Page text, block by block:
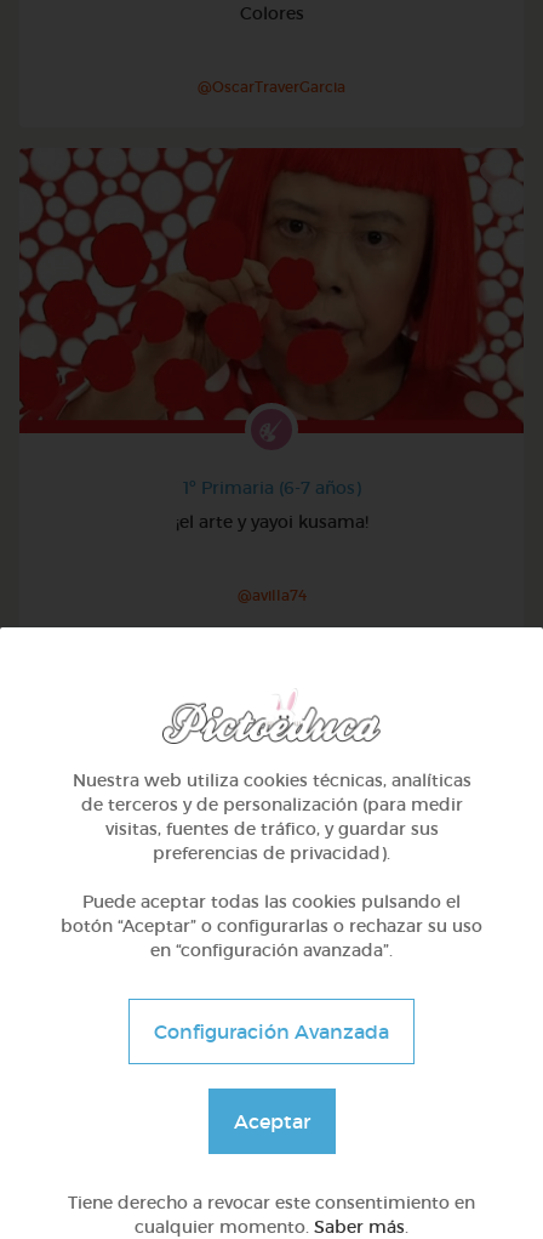
Colores
@OscarTraverGarcia
1º Primaria (6-7 años)
¡el arte y yayoi kusama!
@avilla74
1º Primaria (6-7 años)
Geometría y fotografía
DOCS (3)
Nuestra web utiliza cookies técnicas, analíticas
de terceros y de personalización (para medir
visitas, fuentes de tráfico, y guardar sus
preferencias de privacidad).
Puede aceptar todas las cookies pulsando el
botón “Aceptar” o configurarlas o rechazar su uso
en “configuración avanzada”.
Configuración Avanzada
Aceptar
Tiene derecho a revocar este consentimiento en
cualquier momento. Saber más.